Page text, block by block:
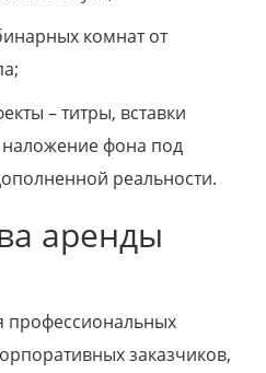
комнат от
– титры, вставки
фона под
реальности.
аренды
профессиональных
заказчиков,